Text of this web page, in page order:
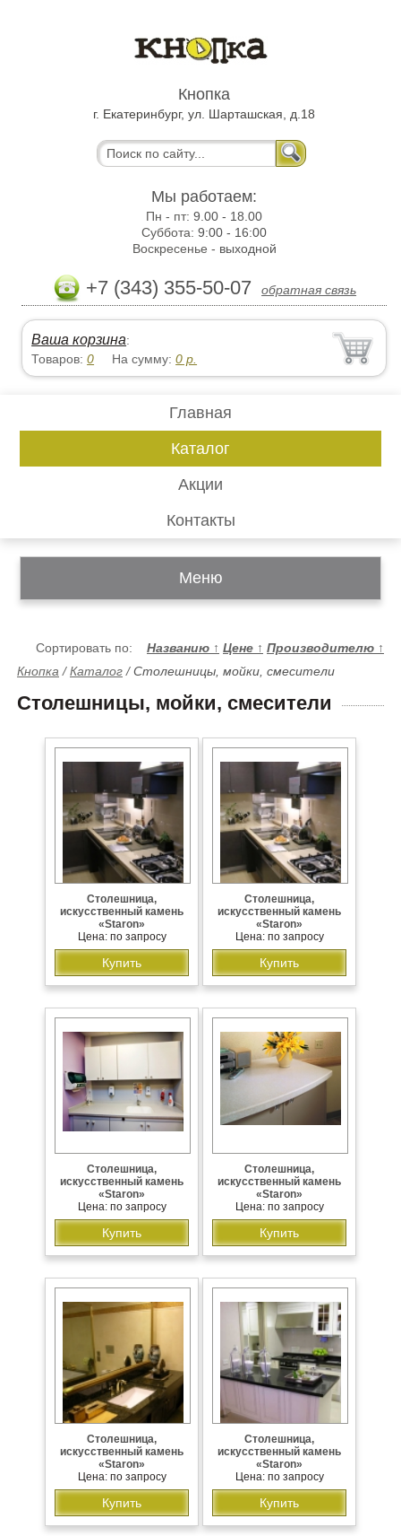
Кнопка
г. Екатеринбург, ул. Шарташская, д.18
Мы работаем:
Пн - пт:9.00 - 18.00
Суббота:9:00 - 16:00
Воскресенье - выходной
+7 (343) 355-50-07 обратная связь
Ваша корзина:
Товаров:0 На сумму:0 р.
Главная
Каталог
Акции
Контакты
Меню
Сортировать по: Названию ↑ Цене ↑ Производителю ↑
Кнопка /Каталог /Столешницы, мойки, смесители
Столешницы, мойки, смесители
Столешница,
искусственный камень
«Staron»
Цена: по запросу
Купить
Столешница,
искусственный камень
«Staron»
Цена: по запросу
Купить
Столешница,
искусственный камень
«Staron»
Цена: по запросу
Купить
Столешница,
искусственный камень
«Staron»
Цена: по запросу
Купить
Столешница,
искусственный камень
«Staron»
Цена: по запросу
Купить
Столешница,
искусственный камень
«Staron»
Цена: по запросу
Купить